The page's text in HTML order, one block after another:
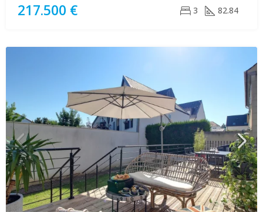
217.500 € 3 82.84